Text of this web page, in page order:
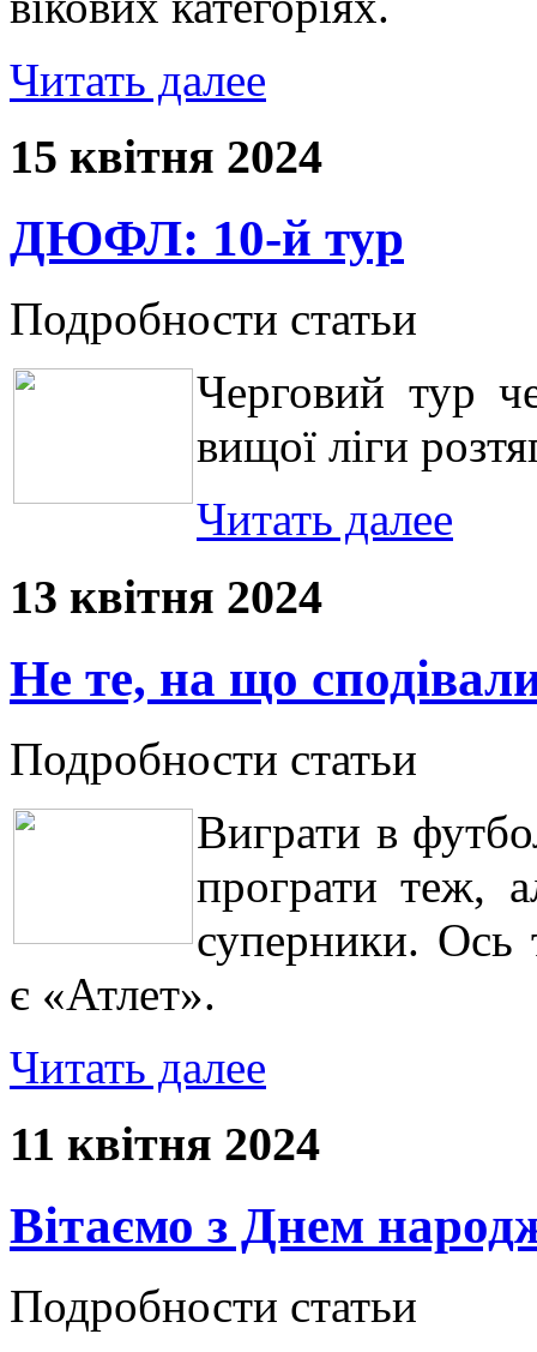
Читать далее
15 квітня 2024
ДЮФЛ: 10-й тур
Подробности статьи
Черговий тур
вищої ліги
Читать далее
13 квітня 2024
Не те, на що
Подробности статьи
Виграти в
програти теж,
суперники. Ось
є «Атлет».
Читать далее
11 квітня 2024
Вітаємо з Днем
Подробности статьи